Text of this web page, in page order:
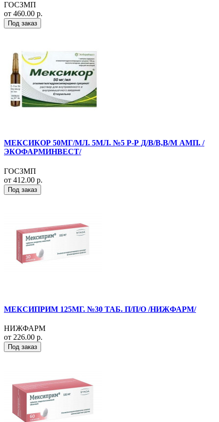
ГОСЗМП
от 460.00 р.
Под заказ
МЕКСИКОР 50МГ/МЛ. 5МЛ. №5 Р-Р Д/В/В,В/М АМП. /
ЭКОФАРМИНВЕСТ/
ГОСЗМП
от 412.00 р.
Под заказ
МЕКСИПРИМ 125МГ. №30 ТАБ. П/П/О /НИЖФАРМ/
НИЖФАРМ
от 226.00 р.
Под заказ